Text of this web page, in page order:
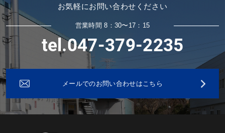
お気軽にお問い合わせください
営業時間 8：30〜17：15
tel.047-379-2235
メールでのお問い合わせはこちら